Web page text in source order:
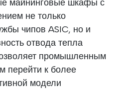
майнинговые шкафы с
не только
чипов ASIC, но и
отвода тепла
промышленным
перейти к более
модели